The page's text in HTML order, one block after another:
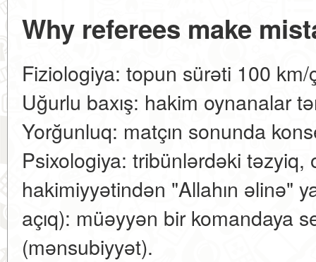
Why referees make
Fiziologiya: topun sürəti 100
Uğurlu baxış: hakim oynanalar
Yorğunluq: matçın sonunda
Psixologiya: tribünlərdəki təzyiq,
hakimiyyətindən "Allahın əlinə"
açıq): müəyyən bir komandaya
(mənsubiyyət).